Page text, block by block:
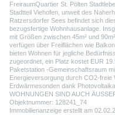
FreiraumQuartier St. Pölten
Stadtteil Viehofen, unweit des
Ratzersdorfer Sees befindet sich
bezugsfertige Wohnhausanlage.
mit Größen zwischen 45m² und
verfügen über Freiflächen wie
bieten Wohnen für jegliche
zugeordnet, ein Platz kostet EUR
Paketstation -Gemeinschaftsraum
Energieversorgung durch CO2-freie
Erdwärmesonden dank
WOHNUNGEN SIND AUCH
Objektnummer: 128241_74
Immobilienanzeige erstellt am